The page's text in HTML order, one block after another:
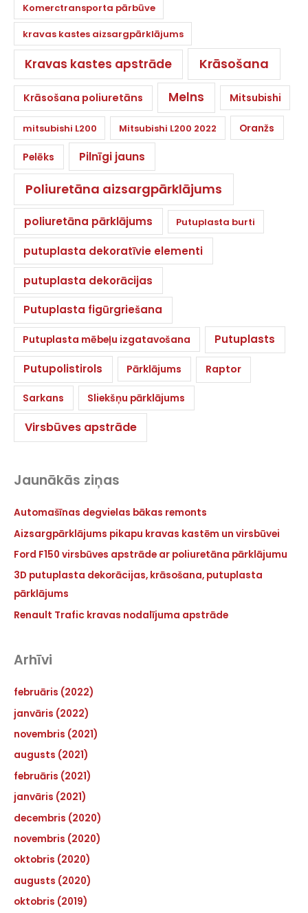
Komerctransporta pārbūve
kravas kastes aizsargpārklājums
Kravas kastes apstrāde Krāsošana
Krāsošana poliuretāns Melns Mitsubishi
mitsubishi L200 Mitsubishi L200 2022 Oranžs
Pelēks Pilnīgi jauns
Poliuretāna aizsargpārklājums
poliuretāna pārklājums Putuplasta burti
putuplasta dekoratīvie elementi
putuplasta dekorācijas
Putuplasta figūrgriešana
Putuplasta mēbeļu izgatavošana Putuplasts
Putupolistirols Pārklājums Raptor
Sarkans Sliekšņu pārklājums
Virsbūves apstrāde
Jaunākās ziņas
Automašīnas degvielas bākas remonts
Aizsargpārklājums pikapu kravas kastēm un virsbūvei
Ford F150 virsbūves apstrāde ar poliuretāna pārklājumu
3D putuplasta dekorācijas, krāsošana, putuplasta
pārklājums
Renault Trafic kravas nodalījuma apstrāde
Arhīvi
februāris (2022)
janvāris (2022)
novembris (2021)
augusts (2021)
februāris (2021)
janvāris (2021)
decembris (2020)
novembris (2020)
oktobris (2020)
augusts (2020)
oktobris (2019)